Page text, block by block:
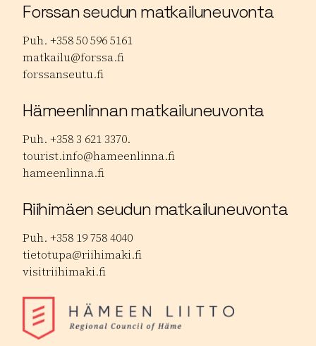
Forssan seudun matkailuneuvonta
Puh. +358 50 596 5161
matkailu@forssa.fi
forssanseutu.fi
Hämeenlinnan matkailuneuvonta
Puh. +358 3 621 3370.
tourist.info@hameenlinna.fi
hameenlinna.fi
Riihimäen seudun matkailuneuvonta
Puh. +358 19 758 4040
tietotupa@riihimaki.fi
visitriihimaki.fi